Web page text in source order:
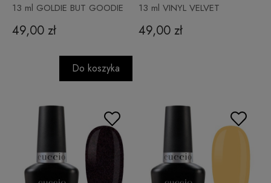
13 ml GOLDIE BUT GOODIE
49,00 zł
Do koszyka
13 ml VINYL VELVET
49,00 zł